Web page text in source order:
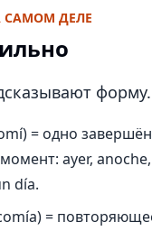
САМОМ ДЕЛЕ
форму.
= одно
ayer,
día.
=